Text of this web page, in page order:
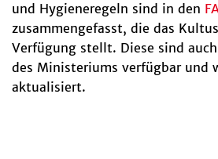
und Hygieneregeln sind in den
zusammengefasst, die das
Verfügung stellt. Diese sind
des Ministeriums verfügbar und
aktualisiert.